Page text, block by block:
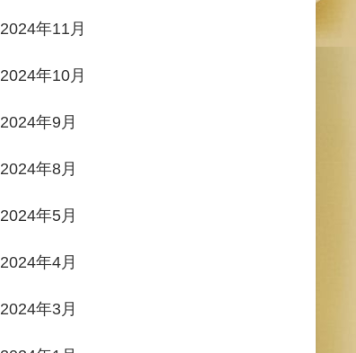
2024年11月
2024年10月
2024年9月
2024年8月
2024年5月
2024年4月
2024年3月